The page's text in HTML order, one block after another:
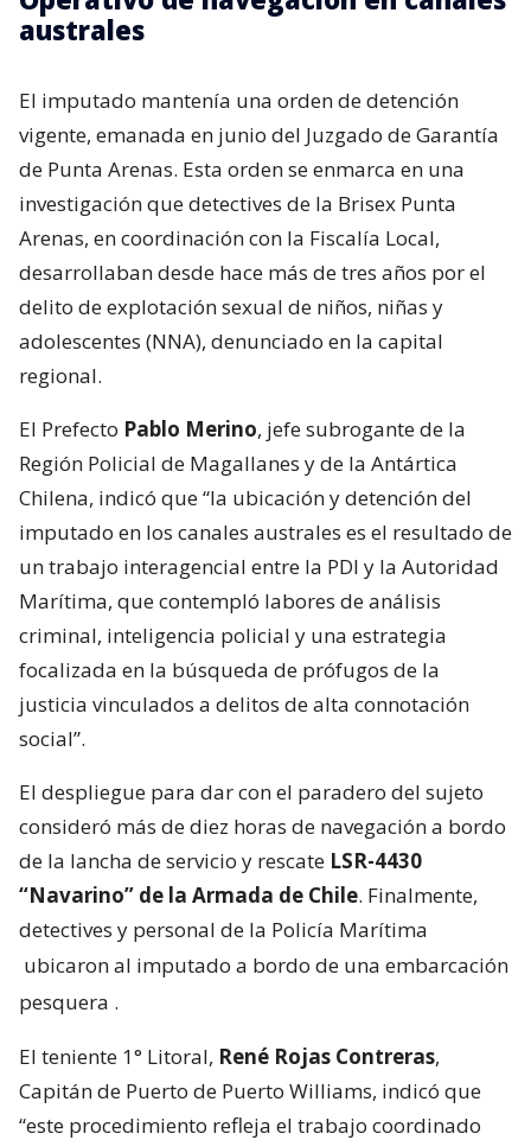
australes
El imputado mantenía una orden de detención
vigente, emanada en junio del Juzgado de Garantía
de Punta Arenas. Esta orden se enmarca en una
investigación que detectives de la Brisex Punta
Arenas, en coordinación con la Fiscalía Local,
desarrollaban desde hace más de tres años por el
delito de explotación sexual de niños, niñas y
adolescentes (NNA), denunciado en la capital
regional.
El Prefecto Pablo Merino, jefe subrogante de la
Región Policial de Magallanes y de la Antártica
Chilena, indicó que “la ubicación y detención del
imputado en los canales australes es el resultado de
un trabajo interagencial entre la PDI y la Autoridad
Marítima, que contempló labores de análisis
criminal, inteligencia policial y una estrategia
focalizada en la búsqueda de prófugos de la
justicia vinculados a delitos de alta connotación
social”.
El despliegue para dar con el paradero del sujeto
consideró más de diez horas de navegación a bordo
de la lancha de servicio y rescate LSR-4430
“Navarino” de la Armada de Chile. Finalmente,
detectives y personal de la Policía Marítima
ubicaron al imputado a bordo de una embarcación
pesquera .
El teniente 1° Litoral, René Rojas Contreras,
Capitán de Puerto de Puerto Williams, indicó que
“este procedimiento refleja el trabajo coordinado